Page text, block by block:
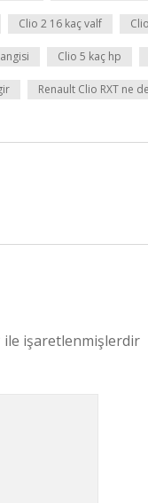
Clio 2 16 kaç valf
Clio 5 kaç hp
Renault Clio RXT ne
ile işaretlenmişlerdir